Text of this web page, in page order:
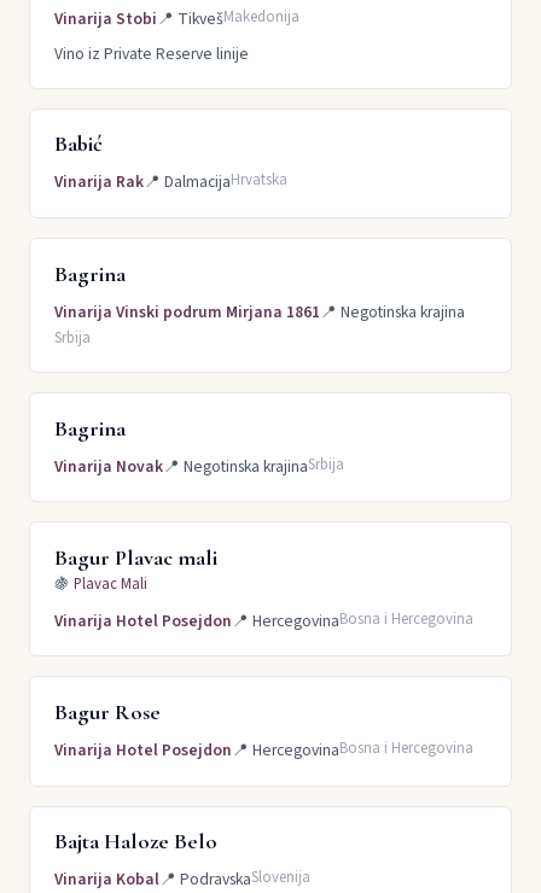
Vinarija Stobi📍 TikvešMakedonija
Vino iz Private Reserve linije
Babić
Vinarija Rak📍 DalmacijaHrvatska
Bagrina
Vinarija Vinski podrum Mirjana 1861📍 Negotinska krajina
Srbija
Bagrina
Vinarija Novak📍 Negotinska krajinaSrbija
Bagur Plavac mali
🍇 Plavac Mali
Vinarija Hotel Posejdon📍 HercegovinaBosna i Hercegovina
Bagur Rose
Vinarija Hotel Posejdon📍 HercegovinaBosna i Hercegovina
Bajta Haloze Belo
Vinarija Kobal📍 PodravskaSlovenija